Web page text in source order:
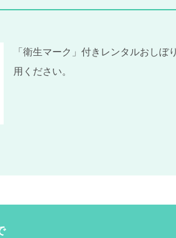
「衛生マーク」付きレンタルおしぼり
用ください。